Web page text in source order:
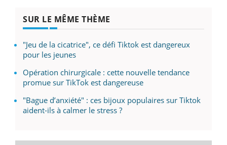
SUR LE MÊME THÈME
"Jeu de la cicatrice", ce défi Tiktok est dangereux
pour les jeunes
Opération chirurgicale : cette nouvelle tendance
promue sur TikTok est dangereuse
"Bague d’anxiété" : ces bijoux populaires sur Tiktok
aident-ils à calmer le stress ?